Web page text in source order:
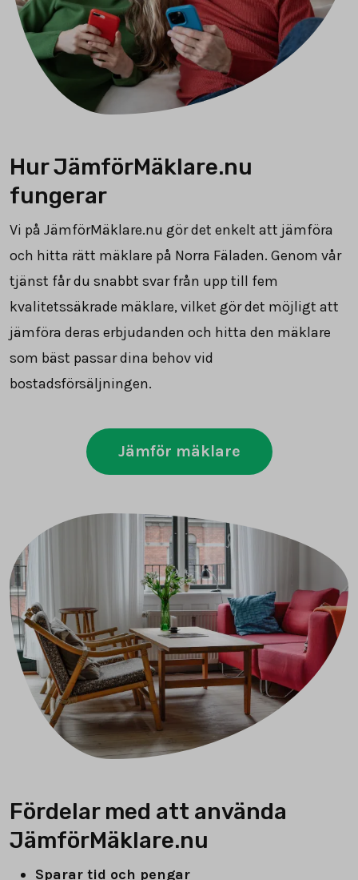
Hur JämförMäklare.nu
fungerar
Vi på JämförMäklare.nu gör det enkelt att jämföra
och hitta rätt mäklare på Norra Fäladen. Genom vår
tjänst får du snabbt svar från upp till fem
kvalitetssäkrade mäklare, vilket gör det möjligt att
jämföra deras erbjudanden och hitta den mäklare
som bäst passar dina behov vid
bostadsförsäljningen.
Jämför mäklare
Fördelar med att använda
JämförMäklare.nu
Sparar tid och pengar